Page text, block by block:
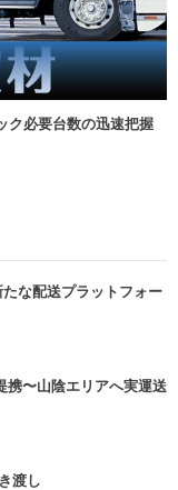
ク必要台数の迅速把握
な配送プラットフォー
〜山陰エリアへ実運送
渡し